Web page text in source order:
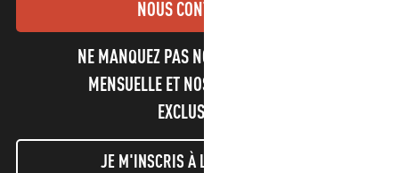
NOUS CONTACTER
NE MANQUEZ PAS NOTRE NEWSLETTER
MENSUELLE ET NOS INFORMATIONS
EXCLUSIVES !
JE M'INSCRIS À LA NEWSLETTER